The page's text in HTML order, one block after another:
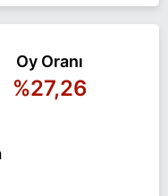
ŞAHIN, MUCUR'DA
VE LISE
2009-2019 YILLARI
BAŞKANLIĞI
başkan adayı
2024 yerel
Oy Oranı
%27,26